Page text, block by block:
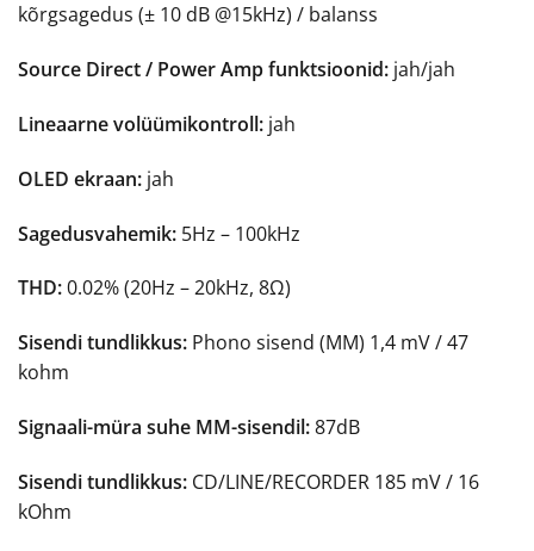
kõrgsagedus (± 10 dB @15kHz) / balanss
Source Direct / Power Amp funktsioonid: jah/jah
Lineaarne volüümikontroll: jah
OLED ekraan: jah
Sagedusvahemik: 5Hz – 100kHz
THD:0.02% (20Hz – 20kHz, 8Ω)
Sisendi tundlikkus: Phono sisend (MM) 1,4 mV / 47
kohm
Signaali-müra suhe MM-sisendil:87dB
Sisendi tundlikkus: CD/LINE/RECORDER 185 mV / 16
kOhm